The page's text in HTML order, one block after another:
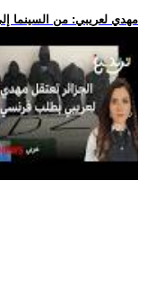
.. مهدي لعريبي: من السينما